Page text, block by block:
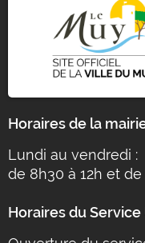
Horaires de la
Lundi au vendredi :
de 8h30 à 12h et de
Horaires du